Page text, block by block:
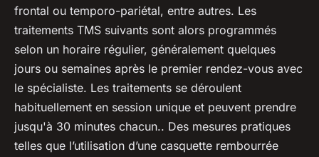
frontal ou temporo-pariétal, entre autres. Les
traitements TMS suivants sont alors programmés
selon un horaire régulier, généralement quelques
jours ou semaines après le premier rendez-vous avec
le spécialiste. Les traitements se déroulent
habituellement en session unique et peuvent prendre
jusqu'à 30 minutes chacun.. Des mesures pratiques
telles que l’utilisation d’une casquette rembourrée